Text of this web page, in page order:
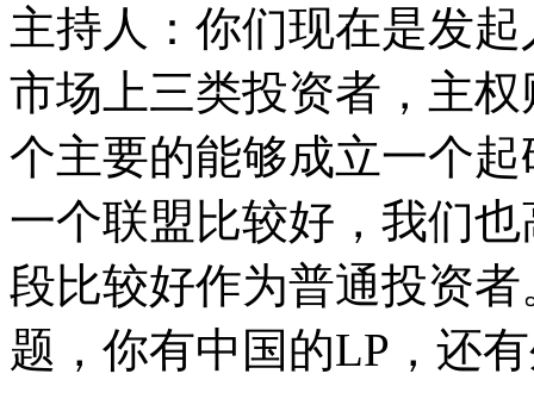
主持人：你们现在是发
市场上三类投资者，主
个主要的能够成立一个
一个联盟比较好，我们
段比较好作为普通投资
题，你有中国的LP，还